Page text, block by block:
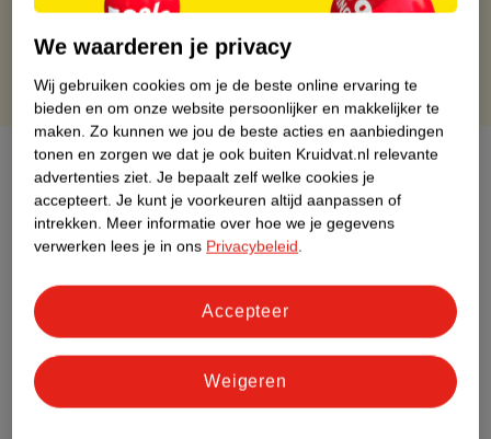
Gratis punten met je Kruidvat kaart
Over dit product
Productinformatie
Nature Impact Score
Dit product heeft (nog) geen Nature
Impact Score.
We waarderen je privacy
Wij gebruiken cookies om je de beste online ervaring te
bieden en om onze website persoonlijker en makkelijker te
maken. Zo kunnen we jou de beste acties en aanbiedingen
tonen en zorgen we dat je ook buiten Kruidvat.nl relevante
advertenties ziet. Je bepaalt zelf welke cookies je
accepteert. Je kunt je voorkeuren altijd aanpassen of
intrekken. Meer informatie over hoe we je gegevens
verwerken lees je in ons Privacybeleid.
Weigeren
Accepteer